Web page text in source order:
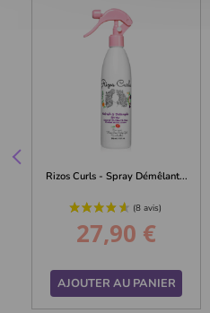
Rizos Curls - Spray Démêlant...
Prix
27,90 €
AJOUTER AU PANIER